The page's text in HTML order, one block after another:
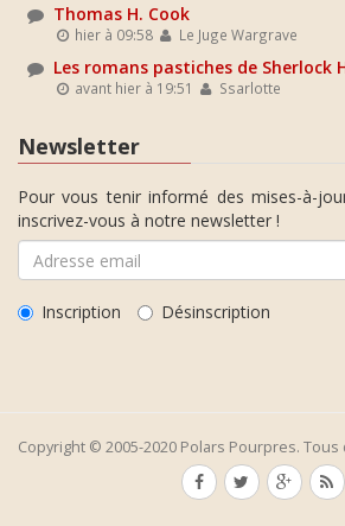
Thomas H. Cook
hier à 09:58 Le Juge Wargrave
Les romans pastiches de Sherlock
avant hier à 19:51 Ssarlotte
Newsletter
Pour vous tenir informé des mises-à-
inscrivez-vous à notre newsletter !
Inscription Désinscription
Copyright © 2005-2020 Polars Pourpres.